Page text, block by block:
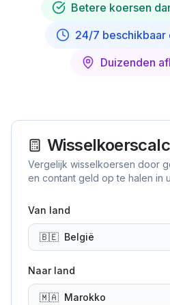
Betere koersen
24/7 beschikbaar
Duizenden
Vergelijk wisselkoersen door
en contant geld op te halen in
Van land
🇧🇪 België
Naar land
🇲🇦 Marokko